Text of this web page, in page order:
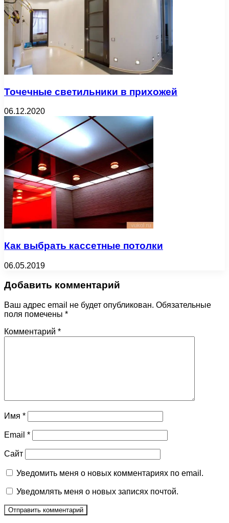
Точечные светильники в прихожей
06.12.2020
Как выбрать кассетные потолки
06.05.2019
Добавить комментарий
Ваш адрес email не будет опубликован. Обязательные
поля помечены *
Комментарий *
Имя *
Email *
Сайт
Уведомить меня о новых комментариях по email.
Уведомлять меня о новых записях почтой.